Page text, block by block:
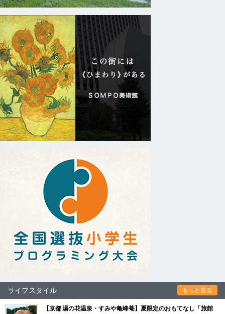
ライフスタイル もっと見る
【京都 湯の花温泉・すみや亀峰菴】夏限定のおもてなし「旅館